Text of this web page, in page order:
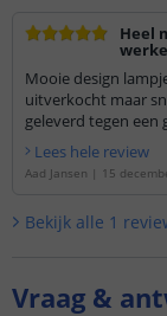
Heel
Mooie design
uitverkocht maar
geleverd tegen een
Lees hele review
Aad Jansen | 15
Bekijk alle 1
Vraag &